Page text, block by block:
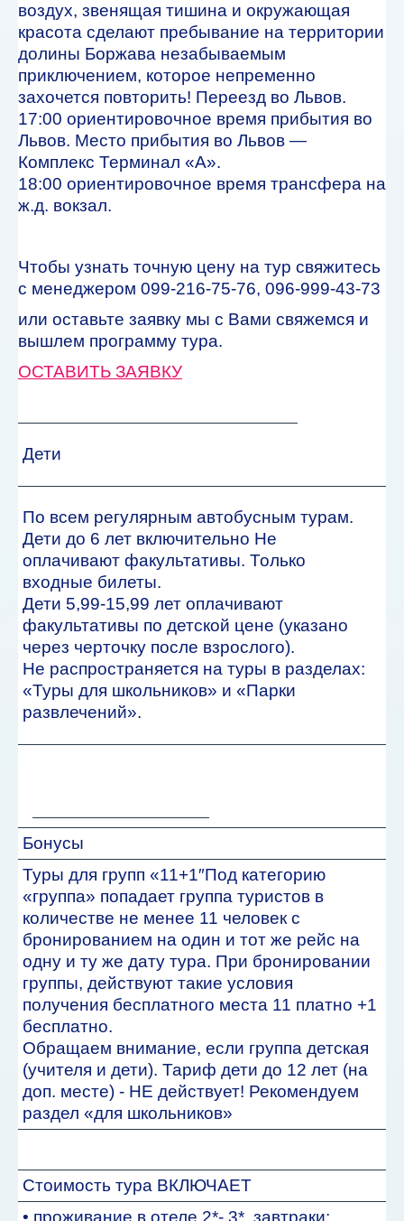
воздух, звенящая тишина и окружающая
красота сделают пребывание на территории
долины Боржава незабываемым
приключением, которое непременно
захочется повторить! Переезд во Львов.
17:00 ориентировочное время прибытия во
Львов. Место прибытия во Львов —
Комплекс Терминал «А».
18:00 ориентировочное время трансфера на
ж.д. вокзал.
Чтобы узнать точную цену на тур свяжитесь
с менеджером 099-216-75-76, 096-999-43-73
или оставьте заявку мы с Вами свяжемся и
вышлем программу тура.
ОСТАВИТЬ ЗАЯВКУ
Дети
По всем регулярным автобусным турам.
Дети до 6 лет включительно Не
оплачивают факультативы. Только
входные билеты.
Дети 5,99-15,99 лет оплачивают
факультативы по детской цене (указано
через черточку после взрослого).
Не распространяется на туры в разделах:
«Туры для школьников» и «Парки
развлечений».
Бонусы
Туры для групп «11+1″Под категорию
«группа» попадает группа туристов в
количестве не менее 11 человек с
бронированием на один и тот же рейс на
одну и ту же дату тура. При бронировании
группы, действуют такие условия
получения бесплатного места 11 платно +1
бесплатно.
Обращаем внимание, если группа детская
(учителя и дети). Тариф дети до 12 лет (на
доп. месте) - НЕ действует! Рекомендуем
раздел «для школьников»
Стоимость тура ВКЛЮЧАЕТ